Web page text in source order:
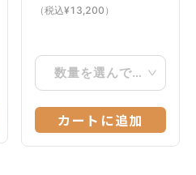
（税込¥13,200 ）
数量を選んでください
カートに追加